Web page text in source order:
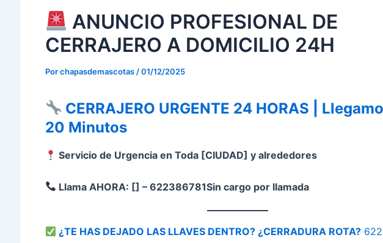
ANUNCIO PROFESIONAL DE
CERRAJERO A DOMICILIO 24H
Porchapasdemascotas /01/12/2025
CERRAJERO URGENTE 24 HORAS |
20 Minutos
Servicio de Urgencia en Toda [CIUDAD] y alrededores
Llama AHORA: [] – 622386781Sin cargo por llamada
¿TE HAS DEJADO LAS LLAVES DENTRO? ¿CERRADURA ROTA?